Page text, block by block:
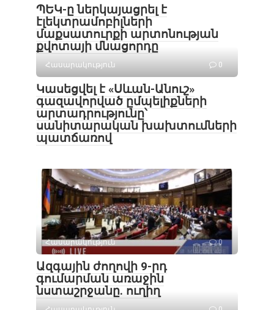
ՊԵԿ-ը ներկայացրել է
էլեկտրամոբիլների
մաքսատուրքի արտոնության
քվոտայի մնացորդը
Հասարակություն 0
Կասեցվել է «Սևան-Անուշ»
գազավորված ըմպելիքների
արտադրությունը՝
սանիտարական խախտումների
պատճառով
Հասարակություն 0
Ազգային ժողովի 9-րդ
գումարման առաջին
նստաշրջանը. ուղիղ